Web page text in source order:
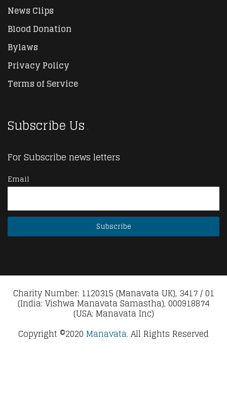
News Clips
Blood Donation
Bylaws
Privacy Policy
Terms of Service
Subscribe Us
For Subscribe news letters
Email
Charity Number: 1120315 (Manavata UK), 3417 / 01
(India: Vishwa Manavata Samastha), 000918874
(USA: Manavata Inc)
Copyright ©2020 Manavata. All Rights Reserved